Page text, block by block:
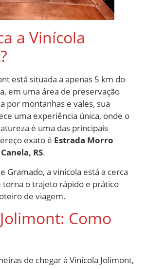
a Vinícola
está situada a apenas 5 km do
em uma área de preservação
por montanhas e vales, sua
uma experiência única, onde o
é uma das principais
exato é Estrada Morro
RS.
Gramado, a vinícola está a cerca
torna o trajeto rápido e prático
de viagem.
Como
de chegar à Vinícola Jolimont,